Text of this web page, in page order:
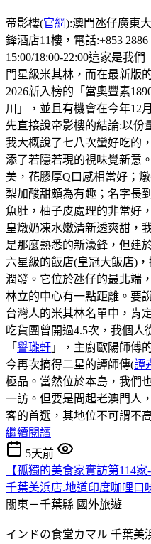
帝影樓(官網):澳門氹仔廣東
鋒酒店11樓，電話:+853
15:00/18:00-22:00這家是我們
門星級米其林，而在最新版
2026新入榜的「當奧豐素
川」，並且有機會在今年12
先直接說帝影樓的結論:以份
我大概說了七八次蠻好吃的
添了若隱若現的視味覺新意
美，花膠厚Q口感相當好；
梨加酸甜頗為有趣；名字長
魚肚，柚子皮處理的非常好
皇燉奶凍水嫩清新透爽甜，
是那麼熟悉的新濠鋒，但建
六星級的飯店(皇冠大飯店)
潤發。它位於氹仔的最北端
林立的中心有一點距離。要
台灣人的米其林名單中，肯
吃貨團曾開過4.5次，我個人
「 譽瓏軒 」，主廚歐陽師傅
今再次摘得二星的譚師傳(譚
極品。當然位於本島，我們
一訪。但要是問起老澳門人
客的首選，其地位不可謂不
繼續閱讀
5天前
【孤獨的美食家實訪第114
千葉美浜店.地道印度咖哩口
關東－千葉縣 國外旅遊
インドの食堂カマル 千葉美